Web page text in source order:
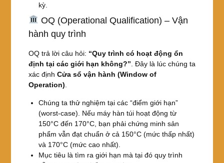
kỳ.
OQ (Operational Qualification) – Vận
hành quy trình
OQ trả lời câu hỏi: “Quy trình có hoạt động ổn
định tại các giới hạn không?” . Đây là lúc chúng ta
xác định Cửa sổ vận hành (Window of
Operation)
Chúng ta thử nghiệm tại các “điểm giới hạn”
(worst-case). Nếu máy hàn túi hoạt động từ
150°C đến 170°C, bạn phải chứng minh sản
phẩm vẫn đạt chuẩn ở cả 150°C (mức thấp nhất)
và 170°C (mức cao nhất).
Mục tiêu là tìm ra giới hạn mà tại đó quy trình